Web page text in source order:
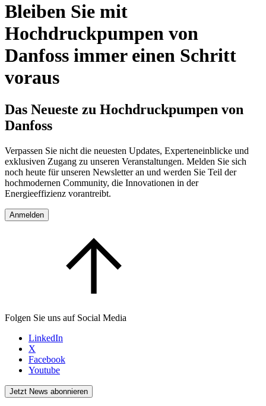
Bleiben Sie mit
Hochdruckpumpen von
Danfoss immer einen Schritt
voraus
Das Neueste zu Hochdruckpumpen von
Danfoss
Verpassen Sie nicht die neuesten Updates, Experteneinblicke und
exklusiven Zugang zu unseren Veranstaltungen. Melden Sie sich
noch heute für unseren Newsletter an und werden Sie Teil der
hochmodernen Community, die Innovationen in der
Energieeffizienz vorantreibt.
Anmelden
Folgen Sie uns auf Social Media
LinkedIn
X
Facebook
Youtube
Jetzt News abonnieren